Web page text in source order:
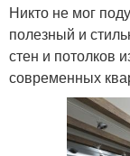
Никто не мог
полезный и
стен и потолков
современных